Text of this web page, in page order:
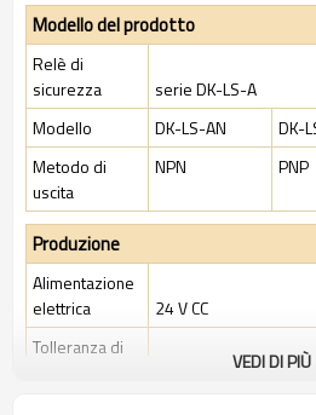
Modello del prodotto
Relè di
sicurezza
serie DK-LS-A
Modello
DK-LS-AN
DK-
Metodo di
uscita
NPN PNP
Produzione
Alimentazione
elettrica
24 V CC
Tolleranza di
+10% / -20%VEDI DI PIÙ